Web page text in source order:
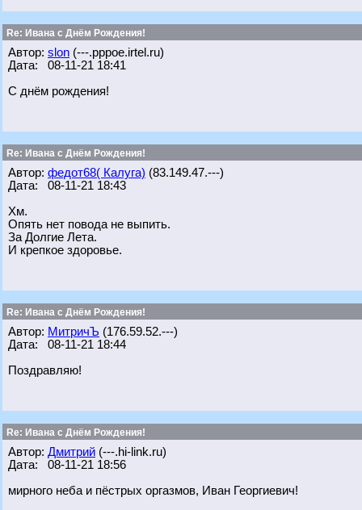
Re: Ивана с Днём Рождения!
Автор: slon (---.pppoe.irtel.ru)
Дата: 08-11-21 18:41
С днём рождения!
Re: Ивана с Днём Рождения!
Автор: федот68( Калуга) (83.149.47.---)
Дата: 08-11-21 18:43
Хм.
Опять нет повода не выпить.
За Долгие Лета.
И крепкое здоровье.
Re: Ивана с Днём Рождения!
Автор: МитричЪ (176.59.52.---)
Дата: 08-11-21 18:44
Поздравляю!
Re: Ивана с Днём Рождения!
Автор: Дмитрий (---.hi-link.ru)
Дата: 08-11-21 18:56
мирного неба и пёстрых оргазмов, Иван Георгиевич!